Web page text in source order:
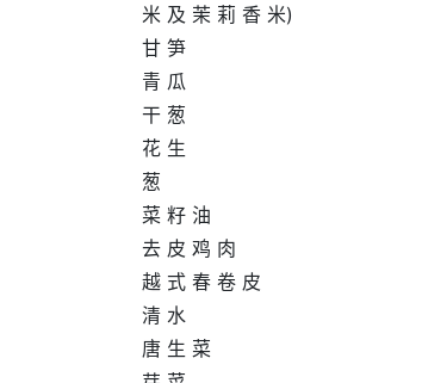
米 及 茉 莉 香 米)
甘 笋
青 瓜
干 葱
花 生
葱
菜 籽 油
去 皮 鸡 肉
越 式 春 卷 皮
清 水
唐 生 菜